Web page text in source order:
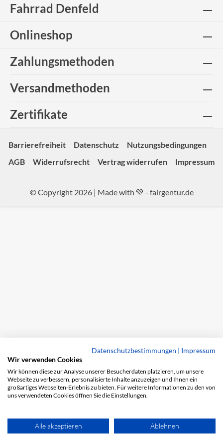
Fahrrad Denfeld
Onlineshop
Zahlungsmethoden
Versandmethoden
Zertifikate
Barrierefreiheit Datenschutz
Nutzungsbedingungen
AGB
Widerrufsrecht Vertrag widerrufen Impressum
© Copyright 2026 | Made with 💚 - fairgentur.de
Datenschutzbestimmungen | Impressum
Wir verwenden Cookies
Wir können diese zur Analyse unserer Besucherdaten platzieren, um unsere
Webseite zu verbessern, personalisierte Inhalte anzuzeigen und Ihnen ein
großartiges Webseiten-Erlebnis zu bieten. Für weitere Informationen zu den von
uns verwendeten Cookies öffnen Sie die Einstellungen.
Alle akzeptieren Ablehnen